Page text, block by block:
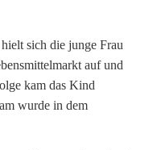
sich die junge Frau
auf und
kam das Kind
wurde in dem